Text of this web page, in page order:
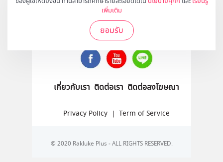
เพิ่มเติม
ยอมรับ
ติดตามเราได้ที่
เกี่ยวกับเรา ติดต่อเรา ติดต่อลงโฆษณา
Privacy Policy | Term of Service
© 2020 Rakluke Plus - ALL RIGHTS RESERVED.